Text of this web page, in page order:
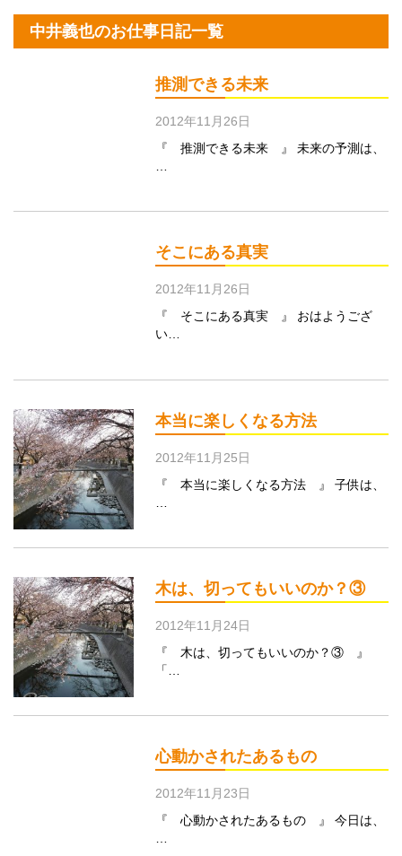
中井義也のお仕事日記一覧
推測できる未来
2012年11月26日
『 推測できる未来 』 未来の予測は、
そこにある真実
2012年11月26日
『 そこにある真実 』 おはようござ
い…
本当に楽しくなる方法
2012年11月25日
『 本当に楽しくなる方法 』 子供は、
木は、切ってもいいのか？③
2012年11月24日
『 木は、切ってもいいのか？③ 』
「…
心動かされたあるもの
2012年11月23日
『 心動かされたあるもの 』 今日は、